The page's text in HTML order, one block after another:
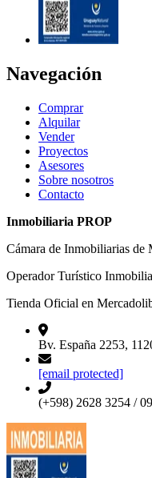
Navegación
Comprar
Alquilar
Vender
Proyectos
Asesores
Sobre nosotros
Contacto
Inmobiliaria PROP
Cámara de Inmobiliarias
Operador Turístico
Tienda Oficial en
Bv. España 2253,
[email protected]
(+598) 2628 3254 /